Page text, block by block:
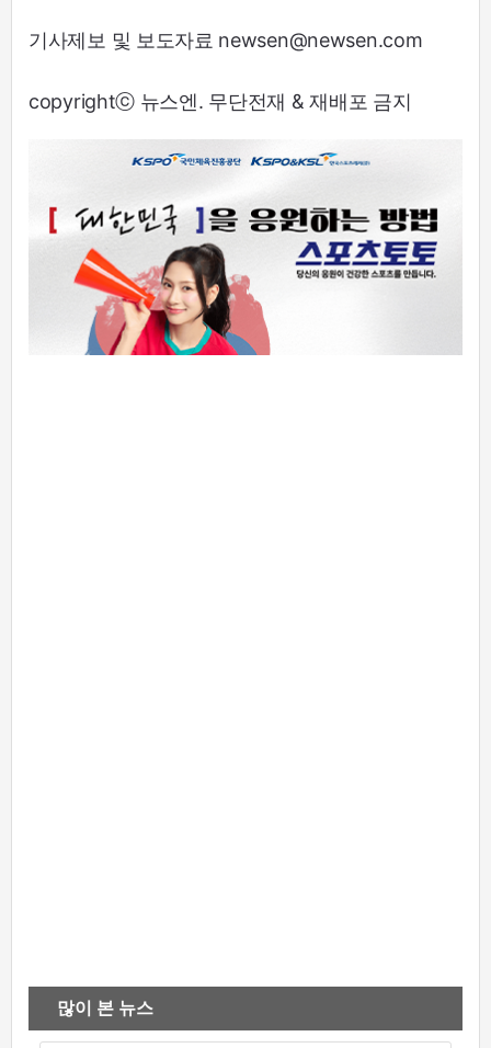
기사제보 및 보도자료 newsen@newsen.com
copyrightⓒ 뉴스엔. 무단전재 & 재배포 금지
많이 본 뉴스